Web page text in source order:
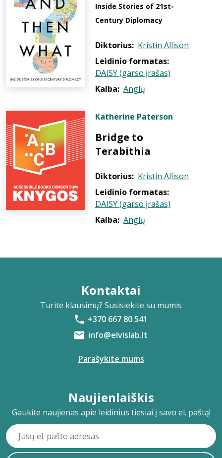
Inside Stories of 21st-
Century Diplomacy
Diktorius: Kristin Allison
Leidinio formatas:
DAISY (garso įrašas)
Kalba: Anglų
Katherine Paterson
Bridge to
Terabithia
Diktorius: Kristin Allison
Leidinio formatas:
DAISY (garso įrašas)
Kalba: Anglų
Kontaktai
Turite klausimų? Susisiekite su mumis
+370 667 80 541
info@elvislab.lt
Parašykite mums
Naujienlaiškis
Gaukite naujienas apie leidinius tiesiai į savo el. paštą!